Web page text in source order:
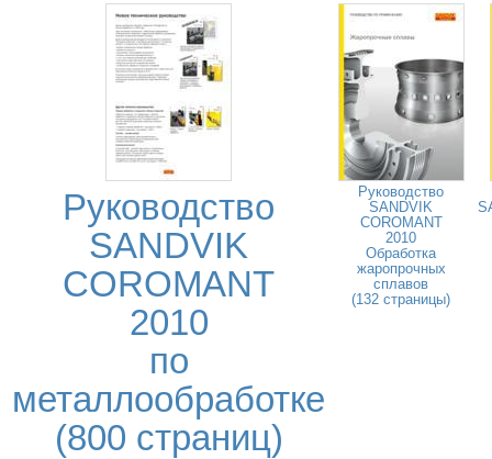
Руководство
SANDVIK
COROMANT
2010
по
металлообработке
(800 страниц)
Руководство
SANDVIK
COROMANT
2010
Обработка
жаропрочных
сплавов
(132 страницы)